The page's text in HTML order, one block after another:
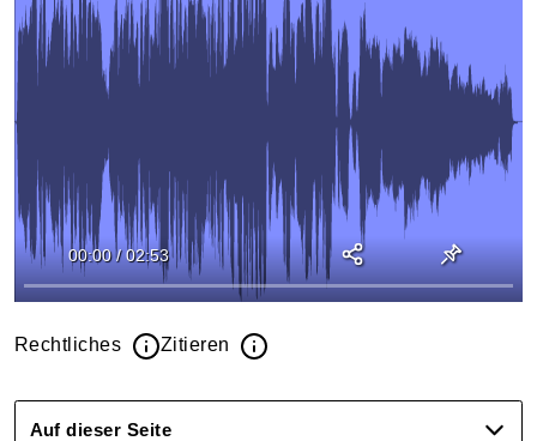
00:00 / 02:53
Rechtliches Zitieren
Auf dieser Seite